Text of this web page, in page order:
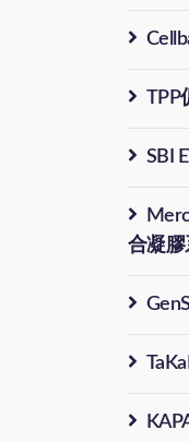
TPP
SBI
合凝膠